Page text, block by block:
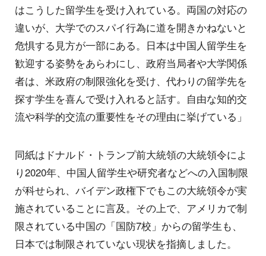
はこうした留学生を受け入れている。両国の対応の
違いが、大学でのスパイ行為に道を開きかねないと
危惧する見方が一部にある。日本は中国人留学生を
歓迎する姿勢をあらわにし、政府当局者や大学関係
者は、米政府の制限強化を受け、代わりの留学先を
探す学生を喜んで受け入れると話す。自由な知的交
流や科学的交流の重要性をその理由に挙げている」
同紙はドナルド・トランプ前大統領の大統領令によ
り2020年、中国人留学生や研究者などへの入国制限
が科せられ、バイデン政権下でもこの大統領令が実
施されていることに言及。その上で、アメリカで制
限されている中国の「国防7校」からの留学生も、
日本では制限されていない現状を指摘しました。